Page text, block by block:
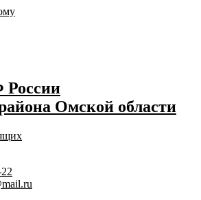
Омской области